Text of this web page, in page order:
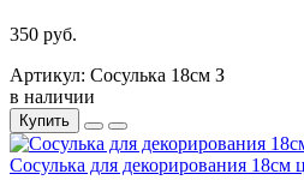
350 руб.
Артикул: Сосулька 18см З
в наличии
Купить
Сосулька для декорирования